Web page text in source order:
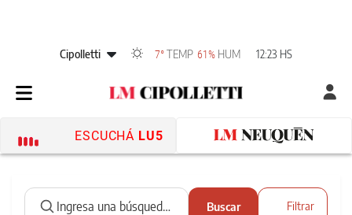
Cipolletti 7°TEMP 61% HUM 12:23 HS
ESCUCHÁ LU5
Buscar Filtrar